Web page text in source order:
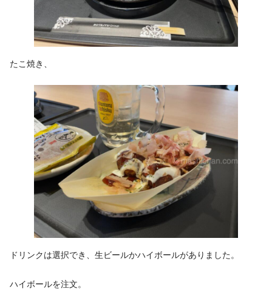
たこ焼き、
ドリンクは選択でき、生ビールかハイボールがありました。
ハイボールを注文。